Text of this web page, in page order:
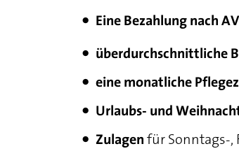
Eine Bezahlung nach
überdurchschnittliche
eine monatliche
Urlaubs- und
Zulagen für Sonntags-,